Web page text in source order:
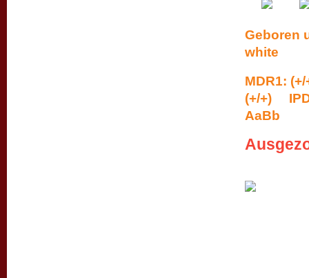
Geboren
white
MDR1:
(+/+)
AaBb